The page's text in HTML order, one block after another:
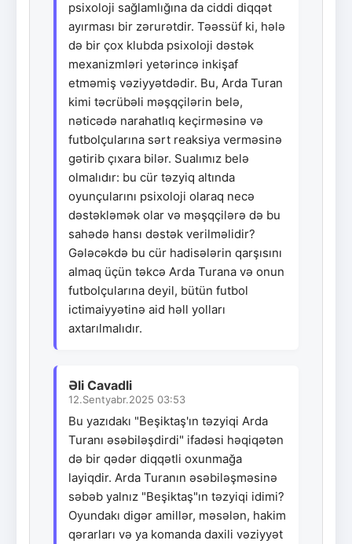
psixoloji sağlamlığına da ciddi diqqət
ayırması bir zərurətdir. Təəssüf ki, hələ
də bir çox klubda psixoloji dəstək
mexanizmləri yetərincə inkişaf
etməmiş vəziyyətdədir. Bu, Arda Turan
kimi təcrübəli məşqçilərin belə,
nəticədə narahatlıq keçirməsinə və
futbolçularına sərt reaksiya verməsinə
gətirib çıxara bilər. Sualımız belə
olmalıdır: bu cür təzyiq altında
oyunçularını psixoloji olaraq necə
dəstəkləmək olar və məşqçilərə də bu
sahədə hansı dəstək verilməlidir?
Gələcəkdə bu cür hadisələrin qarşısını
almaq üçün təkcə Arda Turana və onun
futbolçularına deyil, bütün futbol
ictimaiyyətinə aid həll yolları
axtarılmalıdır.
Əli Cavadli
12.Sentyabr.2025 03:53
Bu yazıdakı "Beşiktaş'ın təzyiqi Arda
Turanı əsəbiləşdirdi" ifadəsi həqiqətən
də bir qədər diqqətli oxunmağa
layiqdir. Arda Turanın əsəbiləşməsinə
səbəb yalnız "Beşiktaş"ın təzyiqi idimi?
Oyundakı digər amillər, məsələn, hakim
qərarları və ya komanda daxili vəziyyət